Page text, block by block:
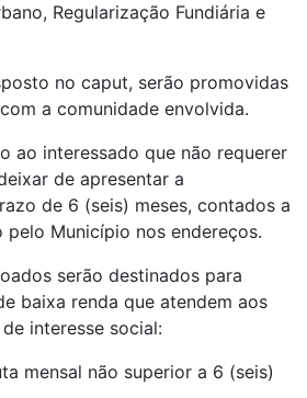
Regularização Fundiária e
no caput, serão promovidas
a comunidade envolvida.
ao interessado que não requerer
de apresentar a
de 6 (seis) meses, contados a
Município nos endereços.
serão destinados para
baixa renda que atendem aos
interesse social:
mensal não superior a 6 (seis)